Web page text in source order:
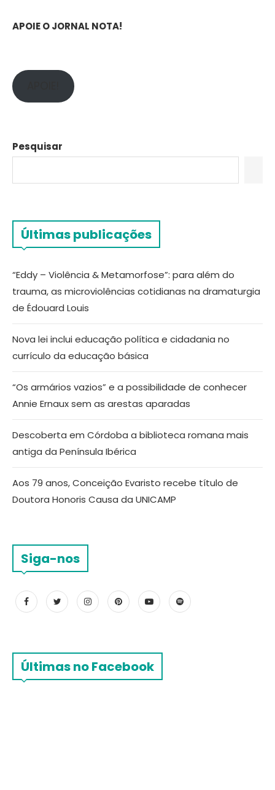
APOIE O JORNAL NOTA!
Pesquisar
Últimas publicações
“Eddy – Violência & Metamorfose”: para além do
trauma, as microviolências cotidianas na dramaturgia
de Édouard Louis
Nova lei inclui educação política e cidadania no
currículo da educação básica
“Os armários vazios” e a possibilidade de conhecer
Annie Ernaux sem as arestas aparadas
Descoberta em Córdoba a biblioteca romana mais
antiga da Península Ibérica
Aos 79 anos, Conceição Evaristo recebe título de
Doutora Honoris Causa da UNICAMP
Siga-nos
Últimas no Facebook